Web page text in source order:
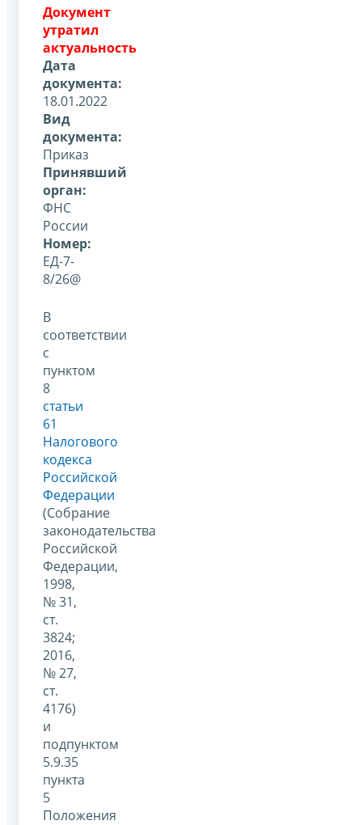
Документ
утратил
актуальность
Дата
документа:
18.01.2022
Вид
документа:
Приказ
Принявший
орган:
ФНС
России
Номер:
ЕД-7-
8/26@
В
соответствии
с
пунктом
8
статьи
61
Налогового
кодекса
Российской
Федерации
(Собрание
законодательства
Российской
Федерации,
1998,
№ 31,
ст.
3824;
2016,
№ 27,
ст.
4176)
и
подпунктом
5.9.35
пункта
5
Положения